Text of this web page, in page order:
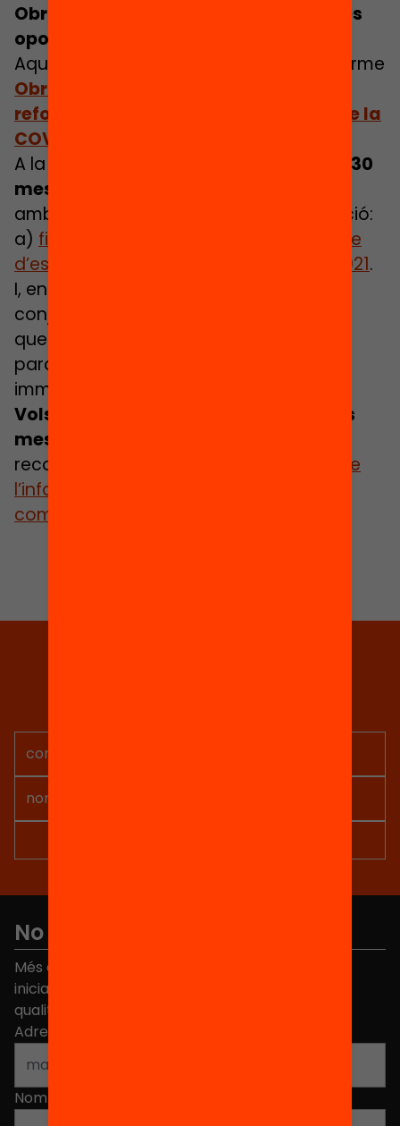
Obrim L’Educació: Per un país de noves
oportunitats
Aquestes mesures formen part de l’informe
Obrim l’educació. Mesures de xoc i
reformes prioritàries davant la crisi de la
COVID-19
A la primera part de l’informe apuntem 30
mesures de xoc
amb tres moments i objectius d’aplicació:
a) finalització del curs 2019-2020període
d’estiuinici i seguiment del curs 2020-2021.
I, en una segona part, plantegem un
conjunt de
que considerem primordial abordar en
paral·lel a les mesures de xoc més
immediates.
Vols saber-ne més i conèixer totes les
mesures i propostes de reforma?
recomanem consultar
la presentació de
l’informe
complet
No et perdis res
Més de 40.000 persones ja han triat Equitat. Rep
iniciatives, propostes i projectes per millorar la
qualitat de l'educació a Catalunya.
Adreça electrònica
Nom